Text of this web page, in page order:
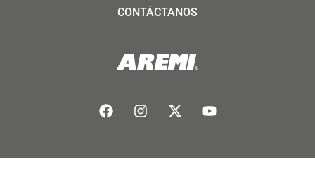
CONTÁCTANOS